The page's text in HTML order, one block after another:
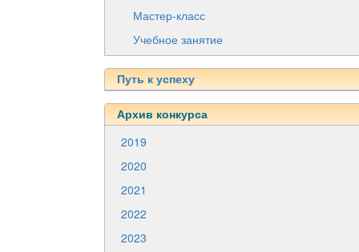
Мастер-класс
Учебное занятие
Путь к успеху
Архив конкурса
2019
2020
2021
2022
2023